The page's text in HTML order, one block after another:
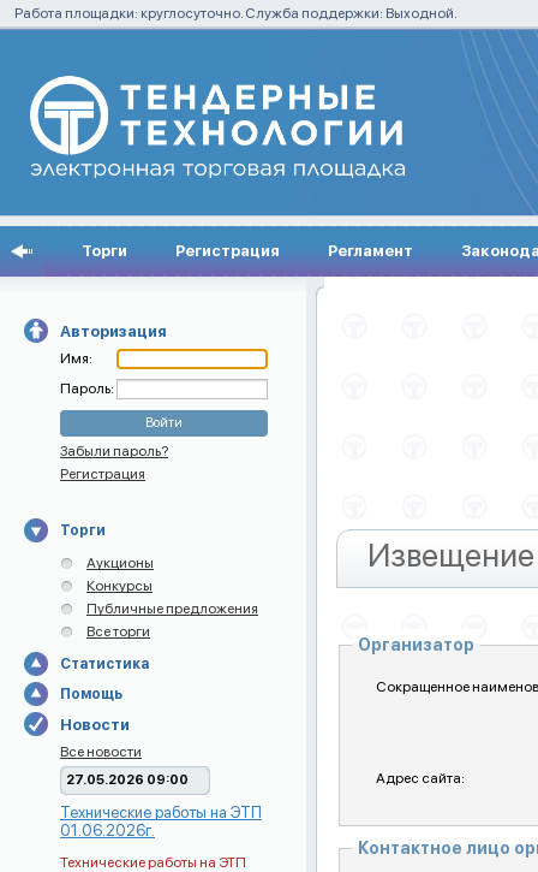
Работа площадки: круглосуточно. Служба поддержки: Выходной.
Торги Регистрация Регламент
Авторизация
Имя:
Пароль:
Забыли пароль?
Регистрация
Торги
Аукционы
Конкурсы
Публичные предложения
Все торги
Статистика
Помощь
Новости
Все новости
27.05.2026 09:00
Технические работы на ЭТП
01.06.2026г.
Технические работы на ЭТП
Организатор
Сокращенное
Адрес сайта:
Контактное лицо